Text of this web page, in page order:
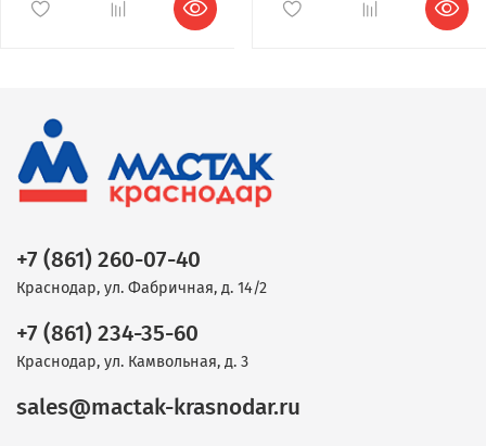
+7 (861) 260-07-40
Краснодар, ул. Фабричная, д. 14/2
+7 (861) 234-35-60
Краснодар, ул. Камвольная, д. 3
sales@mactak-krasnodar.ru